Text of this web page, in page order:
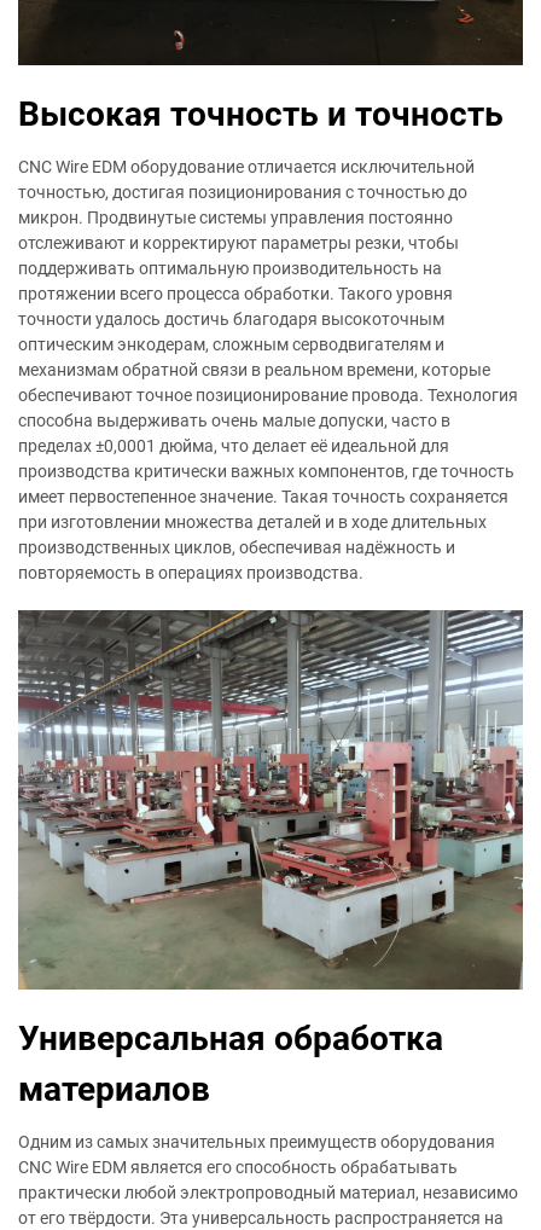
Высокая точность и точность
CNC Wire EDM оборудование отличается исключительной
точностью, достигая позиционирования с точностью до
микрон. Продвинутые системы управления постоянно
отслеживают и корректируют параметры резки, чтобы
поддерживать оптимальную производительность на
протяжении всего процесса обработки. Такого уровня
точности удалось достичь благодаря высокоточным
оптическим энкодерам, сложным серводвигателям и
механизмам обратной связи в реальном времени, которые
обеспечивают точное позиционирование провода. Технология
способна выдерживать очень малые допуски, часто в
пределах ±0,0001 дюйма, что делает её идеальной для
производства критически важных компонентов, где точность
имеет первостепенное значение. Такая точность сохраняется
при изготовлении множества деталей и в ходе длительных
производственных циклов, обеспечивая надёжность и
повторяемость в операциях производства.
Универсальная обработка
материалов
Одним из самых значительных преимуществ оборудования
CNC Wire EDM является его способность обрабатывать
практически любой электропроводный материал, независимо
от его твёрдости. Эта универсальность распространяется на